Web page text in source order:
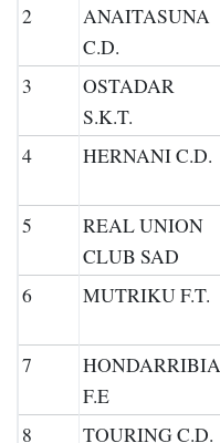
2
ANAITASUNA
C.D.
3
OSTADAR
S.K.T.
4 HERNANI C.D.
5
REAL UNION
CLUB SAD
6 MUTRIKU F.T.
7
HONDARRIBIA
F.E
8 TOURING C.D.